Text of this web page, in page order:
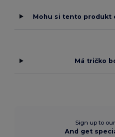
Mohu si tento produkt
Má tričko
Sign up to
And get